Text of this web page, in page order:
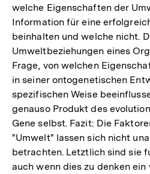
der
Fußnote
welche Eigenschaften der
Information für eine
beinhalten und welche nicht.
Umweltbeziehungen eines
Frage, von welchen
in seiner ontogenetischen
spezifischen Weise
genauso Produkt des
Gene selbst. Fazit: Die
"Umwelt" lassen sich nicht
betrachten. Letztlich sind sie
auch wenn dies zu denken